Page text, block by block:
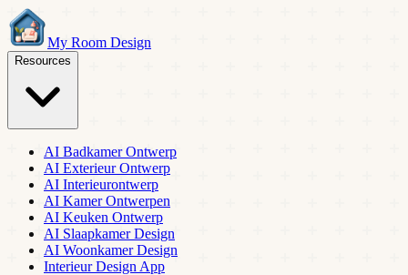
My Room Design
Resources
AI Badkamer Ontwerp
AI Exterieur Ontwerp
AI Interieurontwerp
AI Kamer Ontwerpen
AI Keuken Ontwerp
AI Slaapkamer Design
AI Woonkamer Design
Interieur Design App